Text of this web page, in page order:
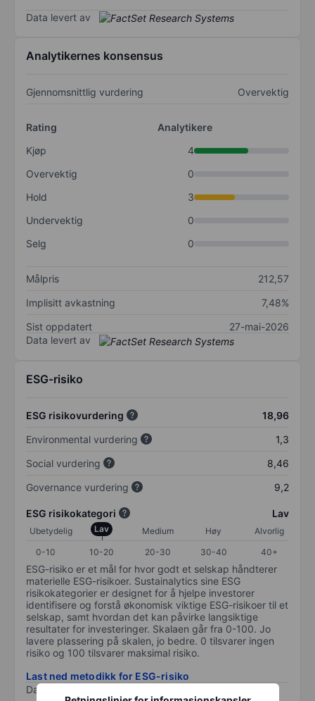
Data levert av
Analytikernes konsensus
Gjennomsnittlig vurdering Overvektig
Rating
Analytikere
Kjøp
4
Overvektig
0
Hold
3
Undervektig
0
Selg
0
Målpris
212,57
Implisitt avkastning
7,48%
Sist oppdatert
27-mai-2026
Data levert av
ESG-risiko
ESG risikovurdering
18,96
Environmental vurdering
1,3
Social vurdering
8,46
Governance vurdering
9,2
ESG risikokategori Lav
Ubetydelig Lav Medium Høy
Alvorlig
0-10
10-20 20-30 30-40 40+
ESG-risiko er et mål for hvor godt et selskap håndterer
materielle ESG-risikoer. Sustainalytics sine ESG
risikokategorier er designet for å hjelpe investorer
identifisere og forstå økonomisk viktige ESG-risikoer til et
selskap, samt hvordan det kan påvirke langsiktige
resultater for investeringer. Skalaen går fra 0-100. Jo
lavere plassering på skalen, jo bedre. 0 tilsvarer ingen
risiko og 100 tilsvarer maksimal risiko.
Last ned metodikk for ESG-risiko
Data levert av